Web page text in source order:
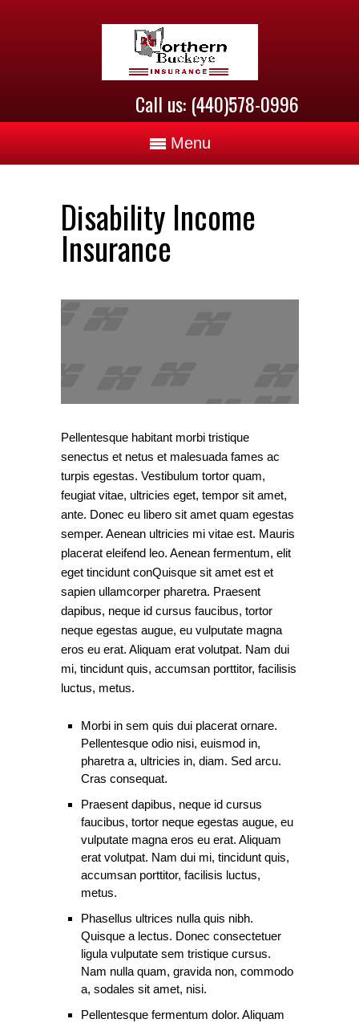
Call us: (440)578-0996
Menu
Disability Income
Insurance
Pellentesque habitant morbi tristique
senectus et netus et malesuada fames ac
turpis egestas. Vestibulum tortor quam,
feugiat vitae, ultricies eget, tempor sit amet,
ante. Donec eu libero sit amet quam egestas
semper. Aenean ultricies mi vitae est. Mauris
placerat eleifend leo. Aenean fermentum, elit
eget tincidunt conQuisque sit amet est et
sapien ullamcorper pharetra. Praesent
dapibus, neque id cursus faucibus, tortor
neque egestas augue, eu vulputate magna
eros eu erat. Aliquam erat volutpat. Nam dui
mi, tincidunt quis, accumsan porttitor, facilisis
luctus, metus.
Morbi in sem quis dui placerat ornare.
Pellentesque odio nisi, euismod in,
pharetra a, ultricies in, diam. Sed arcu.
Cras consequat.
Praesent dapibus, neque id cursus
faucibus, tortor neque egestas augue, eu
vulputate magna eros eu erat. Aliquam
erat volutpat. Nam dui mi, tincidunt quis,
accumsan porttitor, facilisis luctus,
metus.
Phasellus ultrices nulla quis nibh.
Quisque a lectus. Donec consectetuer
ligula vulputate sem tristique cursus.
Nam nulla quam, gravida non, commodo
a, sodales sit amet, nisi.
Pellentesque fermentum dolor. Aliquam